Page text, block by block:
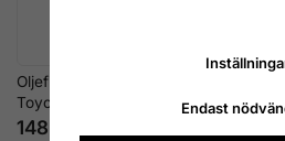
Oljefilterhylsa 73 mm 14 PT –
Toyota/Lexus
148 kr
för
Endast